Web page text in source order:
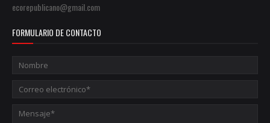
ecorepublicano@gmail.com
FORMULARIO DE CONTACTO